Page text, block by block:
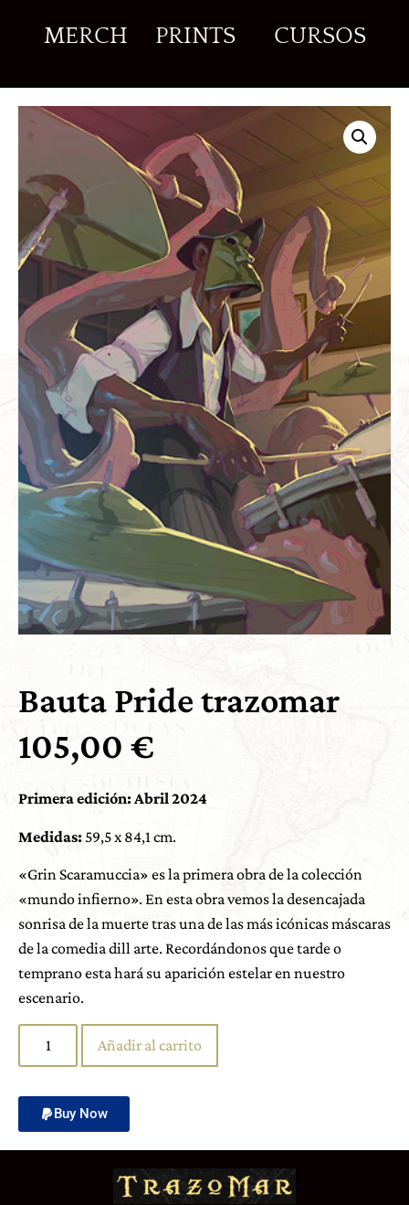
MERCH PRINTS CURSOS
Bauta Pride trazomar
105,00 €
Primera edición: Abril 2024
Medidas: 59,5 x 84,1 cm.
«Grin Scaramuccia» es la primera obra de la colección
«mundo infierno». En esta obra vemos la desencajada
sonrisa de la muerte tras una de las más icónicas máscaras
de la comedia dill arte. Recordándonos que tarde o
temprano esta hará su aparición estelar en nuestro
escenario.
Añadir al carrito
Buy Now